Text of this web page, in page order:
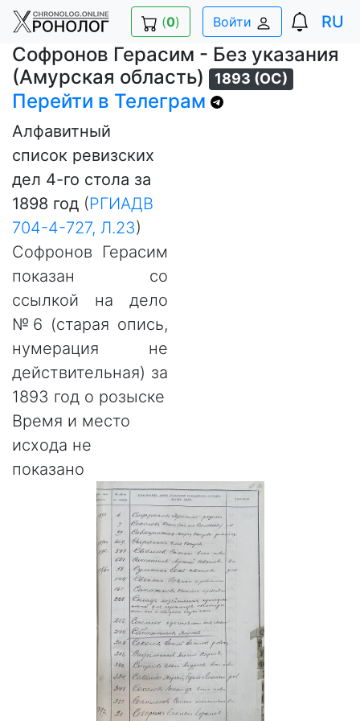
(0) Войти RU
Софронов Герасим - Без указания
(Амурская область)
1893 (ОС)
Перейти в Телеграм
Алфавитный
список ревизских
дел 4-го стола за
1898 год (РГИАДВ
704-4-727, Л.23)
Софронов Герасим
показан со
ссылкой на дело
№6 (старая опись,
нумерация не
действительная) за
1893 год о розыске
Время и место
исхода не
показано